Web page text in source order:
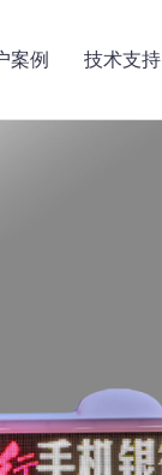
案例 技术支持